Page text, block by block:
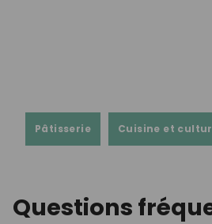
Pâtisserie Cuisine et
Questions